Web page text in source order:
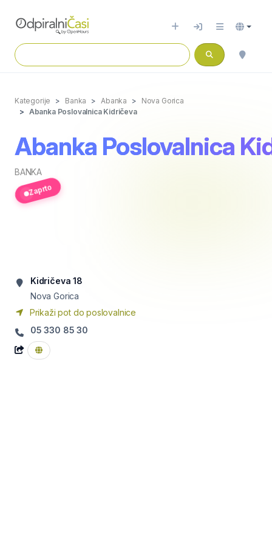
Kategorije Banka Abanka
Nova Gorica
Abanka Poslovalnica Kidričeva
Abanka Poslovalnica
BANKA
Zaprto
Kidričeva 18
Nova Gorica
Prikaži pot do poslovalnice
05 330 85 30